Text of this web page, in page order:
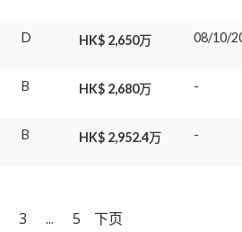
D HK$ 2,650万 08/10/
B HK$ 2,680万 -
B HK$ 2,952.4万 -
3 ... 5 下页